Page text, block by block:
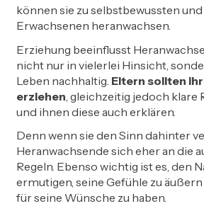
können sie zu selbstbewussten
Erwachsenen heranwachsen.
Erziehung beeinflusst
nicht nur in vielerlei Hinsicht,
Leben nachhaltig. Eltern sollten
erziehen , gleichzeitig jedoch klare
und ihnen diese auch erklären.
Denn wenn sie den Sinn dahinter
Heranwachsende sich eher an die
Regeln. Ebenso wichtig ist es, den
ermutigen, seine Gefühle zu
für seine Wünsche zu haben.